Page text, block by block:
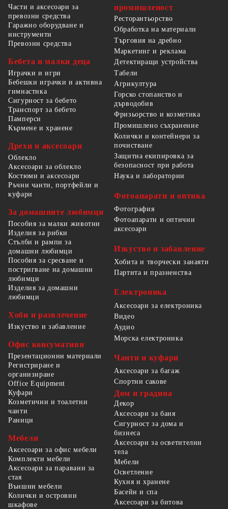
Части и аксесоари за
превозни средства
Гаражно оборудване и
инструменти
Превозни средства
Бебета и малки деца
Играчки и игри
Бебешки играчки и активна
гимнастика
Сигурност за бебето
Транспорт за бебето
Памперси
Кърмене и хранене
Дрехи и аксесоари
Облекло
Аксесоари за облекло
Костюми и аксесоари
Ръчни чанти, портфейли и
куфари
За домашните любимци
Пособия за малки животни
Изделия за рибки
Стълби и рампи за
домашни любимци
Пособия за сресване и
постригване на домашни
любимци
Изделия за домашни
любимци
Хоби и развлечение
Изкуство и забавление
Офис консумативи
Презентационни материали
Регистриране и
организиране
Office Equipment
промишленост
Ресторантьорство
Обработка на материали
Търговия на дребно
Маркетинг и реклама
Детектиращи устройства
Табели
Агрикултура
Горско стопанство и
дърводобив
Фризьорство и козметика
Промишлено съхранение
Колички и контейнери за
почистване
Защитна екипировка за
безопасност при работа
Наука и лаборатории
Фотоапарати и оптика
Фотография
Фотоапарати и оптични
аксесоари
Изкуство и забавление
Хобита и творчески занаяти
Партита и празненства
Електроника
Аксесоари за електроника
Видео
Аудио
Морска електроника
Чанти и куфари
Аксесоари за багаж
Спортни сакове
Куфари
Козметични и тоалетни
чанти
Раници
Мебели
Аксесоари за офис мебели
Комплекти мебели
Аксесоари за паравани за
стая
Външни мебели
Колички и островни
шкафове
Дом и градина
Декор
Аксесоари за баня
Сигурност за дома и
бизнеса
Аксесоари за осветителни
тела
Мебели
Осветление
Кухня и хранене
Басейн и спа
Аксесоари за битова